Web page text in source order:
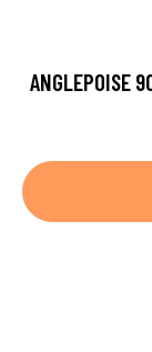
ANGLEPOISE